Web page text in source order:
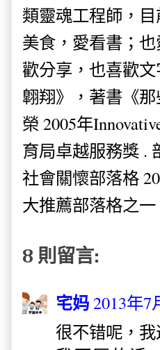
類靈魂工程師，
美食，愛看書；
歡分享，也喜歡
翺翔》，著書《
榮 2005年
育局卓越服務獎 .
社會關懷部落格
大推薦部落格之
8 則留言:
宅妈2013年7
很不错呢，